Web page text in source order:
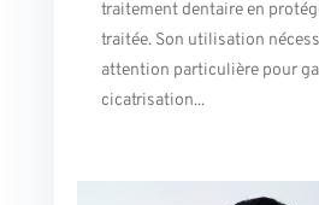
traitement dentaire en
traitée. Son utilisation
attention particulière pour
cicatrisation...